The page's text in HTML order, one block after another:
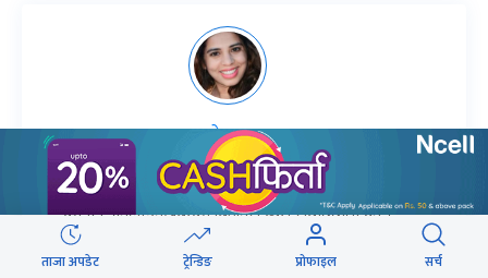
लेखक
ऋतु काफ्ले
काफ्ले अनलाइनखबरकाे बिजनेस ब्युराे संवाददाता हुन् ।
लेखकको सबै आर्टिकल
ताजा अपडेट ट्रेन्डिङ प्रोफाइल सर्च